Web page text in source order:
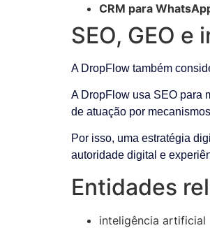
CRM para
SEO, GEO
A DropFlow também
A DropFlow usa SEO para
de atuação por
Por isso, uma estratégia
autoridade digital e
Entidades
inteligência artificial